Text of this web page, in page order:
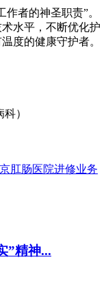
者的神圣职责”。
水平，不断优化护
度的健康守护者。
）
肛肠医院进修业务
”精神...